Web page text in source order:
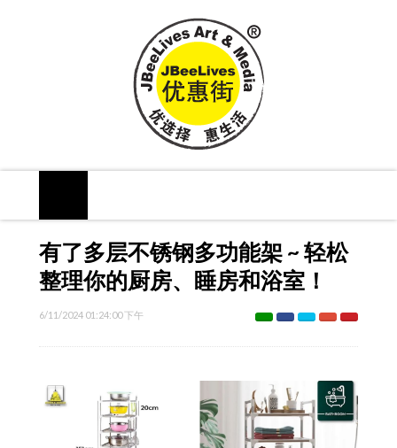
有了多层不锈钢多功能架 ~ 轻松
整理你的厨房、睡房和浴室！
6/11/2024 01:24:00 下午